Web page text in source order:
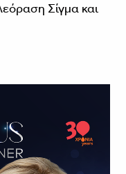
Σίγμα και